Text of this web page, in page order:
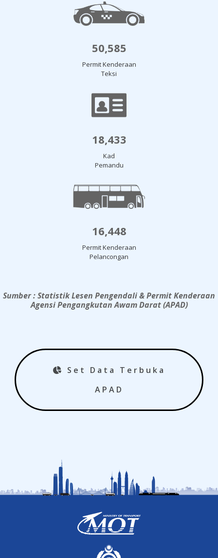
50,585
Permit Kenderaan
Teksi
18,433
Kad
Pemandu
16,448
Permit Kenderaan
Pelancongan
Sumber : Statistik Lesen Pengendali & Permit Kenderaan
Agensi Pengangkutan Awam Darat (APAD)
Set Data Terbuka
APAD